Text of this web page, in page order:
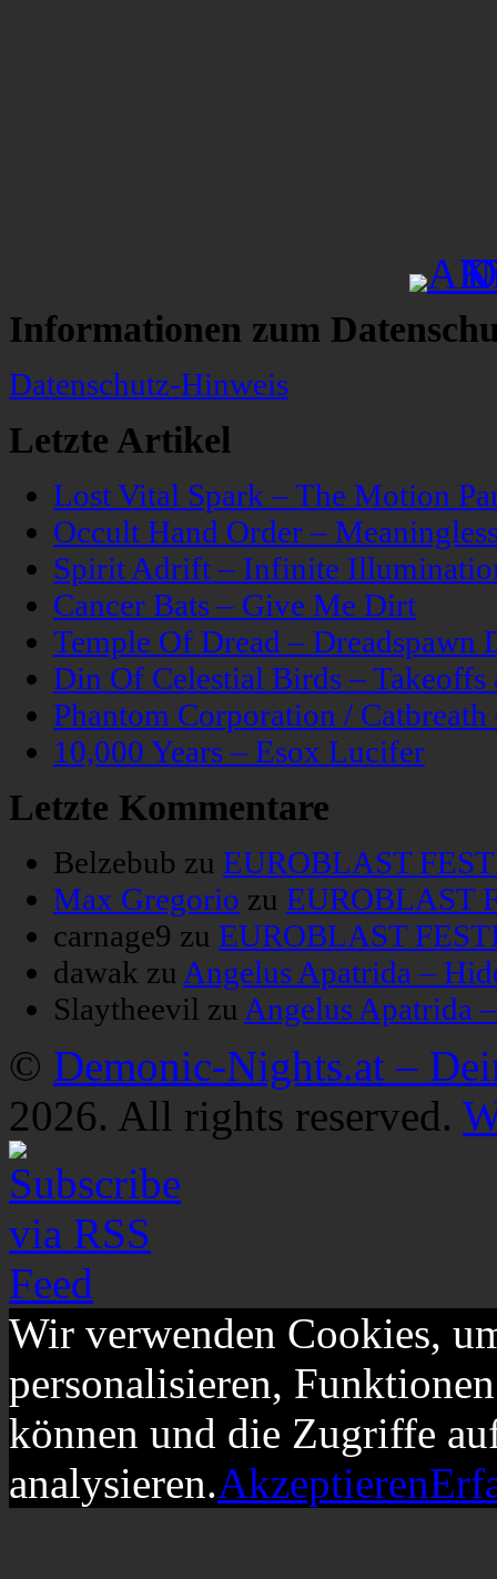
Informationen zum
Datenschutz-Hinweis
Letzte Artikel
Lost Vital Spark – The Motion
Occult Hand Order –
Spirit Adrift – Infinite
Cancer Bats – Give Me Dirt
Temple Of Dread – Dreadspawn
Din Of Celestial Birds –
Phantom Corporation /
10,000 Years – Esox Lucifer
Letzte Kommentare
Belzebub zu EUROBLAST
Max Gregorio zu EUROBLAST
carnage9 zu EUROBLAST
dawak zu Angelus Apatrida –
Slaytheevil zu Angelus Apatrida
© Demonic-Nights.at –
2026. All rights reserved.
Wir verwenden Cookies,
personalisieren,
können und die Zugriffe
analysieren.Akzeptieren